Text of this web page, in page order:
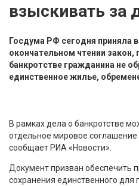
взыскивать за
Госдума РФ сегодня приняла
окончательном чтении
банкротстве гражданина не
единственное жилье,
В рамках дела о банкротстве
отдельное мировое
сообщает РИА «Новости».
Документ призван обеспечить
сохранения единственного